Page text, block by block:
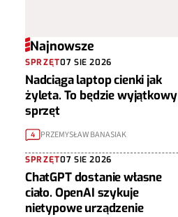
Najnowsze
SPRZĘT07 SIE 2026
Nadciąga laptop cienki jak
żyleta. To będzie wyjątkowy
sprzęt
4 PRZEMYSŁAW BANASIAK
SPRZĘT07 SIE 2026
ChatGPT dostanie własne
ciało. OpenAI szykuje
nietypowe urządzenie